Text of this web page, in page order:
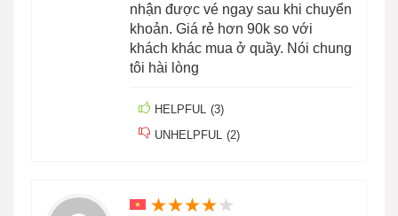
nhận được vé ngay sau khi chuyển
khoản. Giá rẻ hơn 90k so với
khách khác mua ở quầy. Nói chung
tôi hài lòng
HELPFUL (3)
UNHELPFUL (2)
★★★★★